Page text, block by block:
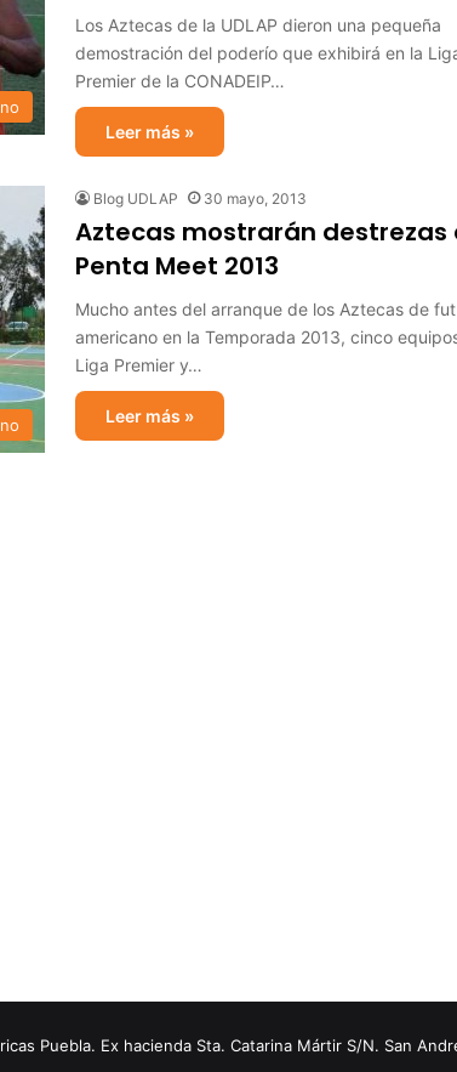
Los Aztecas de la UDLAP dieron una pequeña
demostración del poderío que exhibirá en la
Premier de la CONADEIP…
Leer más »
Blog UDLAP 30 mayo, 2013
Aztecas mostrarán destrezas
Penta Meet 2013
Mucho antes del arranque de los Aztecas de
americano en la Temporada 2013, cinco
Liga Premier y…
Leer más »
Puebla. Ex hacienda Sta. Catarina Mártir S/N. San